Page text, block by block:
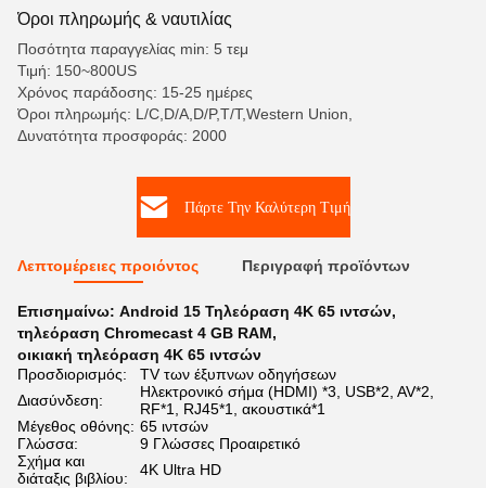
Όροι πληρωμής & ναυτιλίας
Ποσότητα παραγγελίας min: 5 τεμ
Τιμή: 150~800US
Χρόνος παράδοσης: 15-25 ημέρες
Όροι πληρωμής: L/C,D/A,D/P,T/T,Western Union,
Δυνατότητα προσφοράς: 2000
Πάρτε Την Καλύτερη Τιμή
Λεπτομέρειες προιόντος Περιγραφή προϊόντων
Επισημαίνω: Android 15 Τηλεόραση 4K 65 ιντσών,
τηλεόραση Chromecast 4 GB RAM,
οικιακή τηλεόραση 4K 65 ιντσών
Προσδιορισμός:
TV των έξυπνων οδηγήσεων
Διασύνδεση:
Ηλεκτρονικό σήμα (HDMI) *3, USB*2, AV*2,
RF*1, RJ45*1, ακουστικά*1
Μέγεθος οθόνης: 65 ιντσών
Γλώσσα:
9 Γλώσσες Προαιρετικό
Σχήμα και
διάταξις βιβλίου:
4K Ultra HD